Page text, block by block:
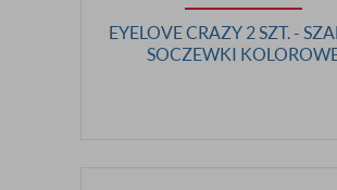
EYELOVE CRAZY 2 SZT. -
SOCZEWKI